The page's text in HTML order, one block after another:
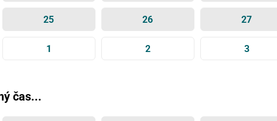
25 26 27
1 2 3
čas...